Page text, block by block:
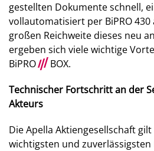
gestellten Dokumente schnell,
vollautomatisiert per BiPRO
großen Reichweite dieses neu
ergeben sich viele wichtige
BiPRO/// BOX.
Technischer Fortschritt an der
Akteurs
Die Apella Aktiengesellschaft
wichtigsten und